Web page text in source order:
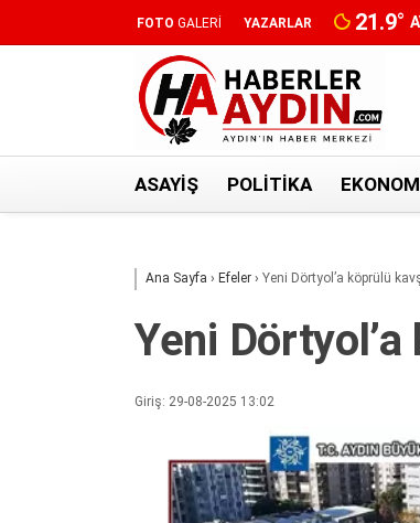
FOTO GALERİ YAZARLAR 21.9°
ASAYIŞ POLITIKA
Ana Sayfa › Efeler › Yeni Dörtyol’a köprülü
Yeni
Giriş: 29-08-2025 13:02